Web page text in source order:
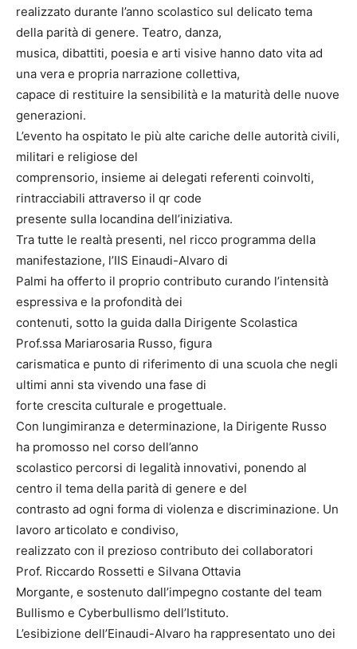
realizzato durante l’anno scolastico sul delicato tema
della parità di genere. Teatro, danza,
musica, dibattiti, poesia e arti visive hanno dato vita ad
una vera e propria narrazione collettiva,
capace di restituire la sensibilità e la maturità delle nuove
generazioni.
L’evento ha ospitato le più alte cariche delle autorità civili,
militari e religiose del
comprensorio, insieme ai delegati referenti coinvolti,
rintracciabili attraverso il qr code
presente sulla locandina dell’iniziativa.
Tra tutte le realtà presenti, nel ricco programma della
manifestazione, l’IIS Einaudi-Alvaro di
Palmi ha offerto il proprio contributo curando l’intensità
espressiva e la profondità dei
contenuti, sotto la guida dalla Dirigente Scolastica
Prof.ssa Mariarosaria Russo, figura
carismatica e punto di riferimento di una scuola che negli
ultimi anni sta vivendo una fase di
forte crescita culturale e progettuale.
Con lungimiranza e determinazione, la Dirigente Russo
ha promosso nel corso dell’anno
scolastico percorsi di legalità innovativi, ponendo al
centro il tema della parità di genere e del
contrasto ad ogni forma di violenza e discriminazione. Un
lavoro articolato e condiviso,
realizzato con il prezioso contributo dei collaboratori
Prof. Riccardo Rossetti e Silvana Ottavia
Morgante, e sostenuto dall’impegno costante del team
Bullismo e Cyberbullismo dell’Istituto.
L’esibizione dell’Einaudi-Alvaro ha rappresentato uno dei